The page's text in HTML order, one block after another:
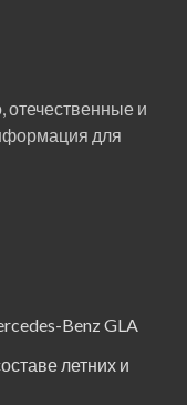
отечественные и
для
Benz GLA
летних и